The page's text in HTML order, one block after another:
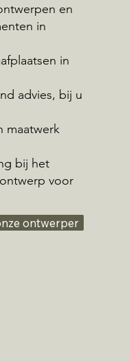
en
in
in
advies, bij u
maatwerk
bij het
voor
ontwerper